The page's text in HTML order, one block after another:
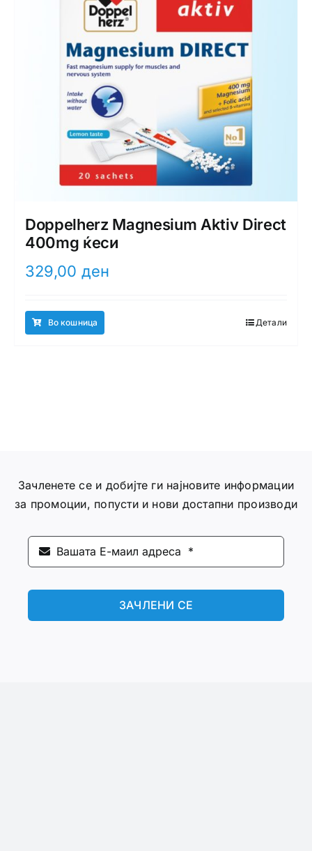
Doppelherz Magnesium Aktiv Direct
400mg ќеси
329,00 ден
Во кошница Детали
Зачленете се и добијте ги најновите информации
за промоции, попусти и нови достапни производи
ЗАЧЛЕНИ СЕ